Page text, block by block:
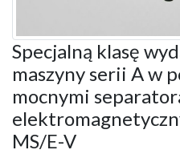
Specjalną klasę
maszyny serii A w
mocnymi
MS/E-V